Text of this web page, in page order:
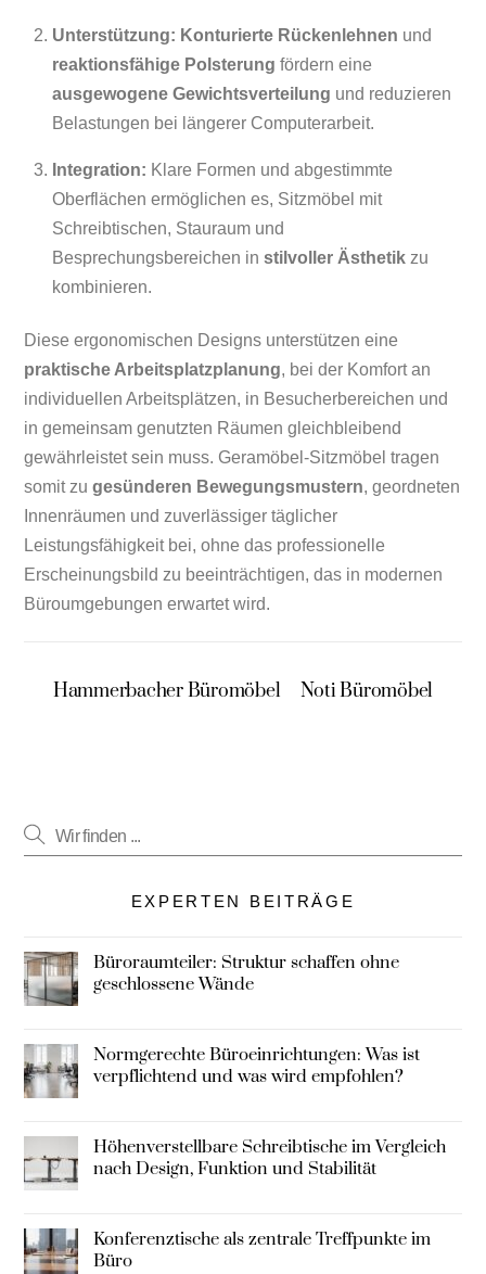
Unterstützung: Konturierte Rückenlehnen und
reaktionsfähige Polsterung fördern eine
ausgewogene Gewichtsverteilung und reduzieren
Belastungen bei längerer Computerarbeit.
Integration: Klare Formen und abgestimmte
Oberflächen ermöglichen es, Sitzmöbel mit
Schreibtischen, Stauraum und
Besprechungsbereichen in stilvoller Ästhetik zu
kombinieren.
Diese ergonomischen Designs unterstützen eine
praktische Arbeitsplatzplanung, bei der Komfort an
individuellen Arbeitsplätzen, in Besucherbereichen und
in gemeinsam genutzten Räumen gleichbleibend
gewährleistet sein muss. Geramöbel-Sitzmöbel tragen
somit zugesünderen Bewegungsmustern, geordneten
Innenräumen und zuverlässiger täglicher
Leistungsfähigkeit bei, ohne das professionelle
Erscheinungsbild zu beeinträchtigen, das in modernen
Büroumgebungen erwartet wird.
Hammerbacher Büromöbel Noti Büromöbel
EXPERTEN BEITRÄGE
Büroraumteiler: Struktur schaffen ohne
geschlossene Wände
Normgerechte Büroeinrichtungen: Was ist
verpflichtend und was wird empfohlen?
Höhenverstellbare Schreibtische im Vergleich
nach Design, Funktion und Stabilität
Konferenztische als zentrale Treffpunkte im
Büro